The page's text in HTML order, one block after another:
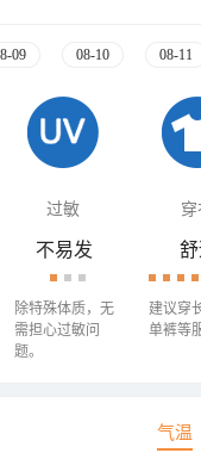
09 08-10 08-11
过敏 穿
不易发
除特殊体质，无
需担心过敏问
题。
建议穿
单裤等
气温